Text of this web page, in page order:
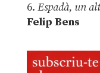
6. Espadà, un
Felip Bens